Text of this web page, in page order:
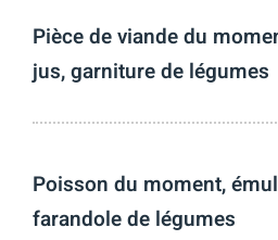
Pièce de viande du
jus, garniture de légumes
Poisson du moment,
farandole de légumes